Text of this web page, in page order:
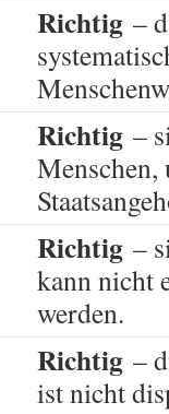
Richtig –
Richtig –
Menschen,
Richtig –
kann nicht
werden.
Richtig –
ist nicht